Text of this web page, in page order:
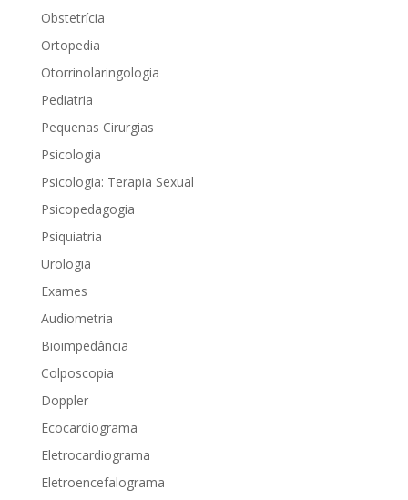
Obstetrícia
Ortopedia
Otorrinolaringologia
Pediatria
Pequenas Cirurgias
Psicologia
Psicologia: Terapia Sexual
Psicopedagogia
Psiquiatria
Urologia
Exames
Audiometria
Bioimpedância
Colposcopia
Doppler
Ecocardiograma
Eletrocardiograma
Eletroencefalograma